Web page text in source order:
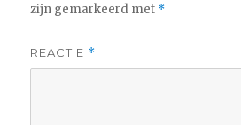
zijn gemarkeerd met *
REACTIE *